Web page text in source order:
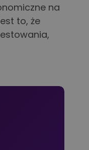
na
to, że